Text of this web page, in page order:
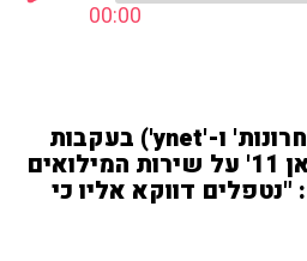
00:00
עינב שיף ('ידיעות אחרונות' ו-'ynet') בעקבות
התחקיר ששודר ב'כאן 11' על שירות המילואים
דווקא אליו כי